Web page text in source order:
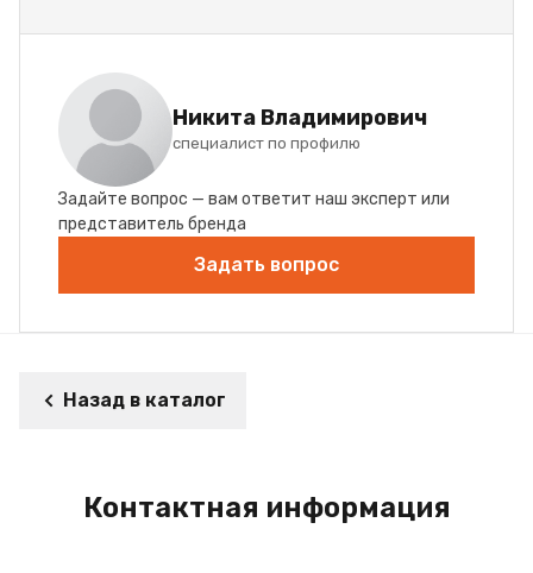
Никита Владимирович
специалист по профилю
Задайте вопрос — вам ответит наш эксперт или
представитель бренда
Задать вопрос
Назад в каталог
Контактная информация